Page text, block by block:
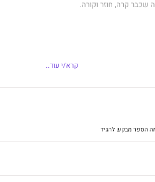
קרה, חוזר וקורה.
קרא/י עוד..
הספר מבקש להגיד